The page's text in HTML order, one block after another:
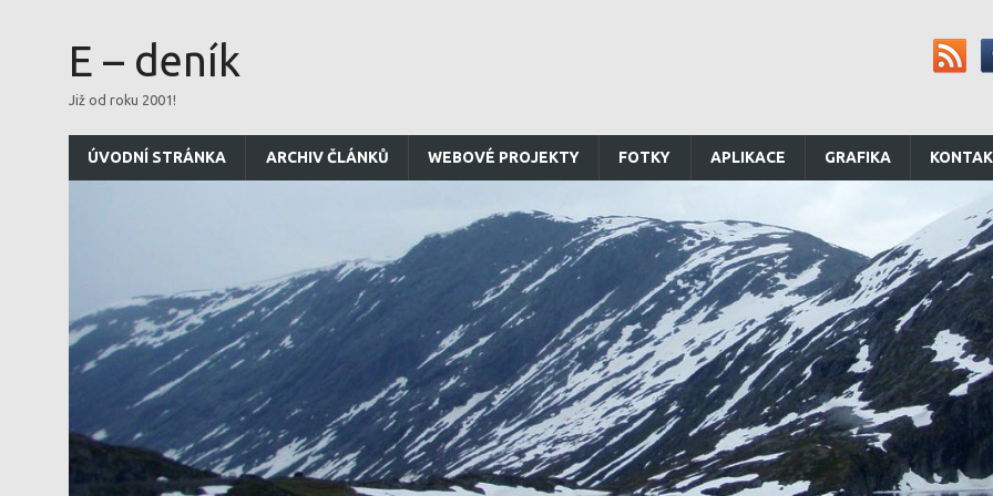
E – deník
Již od roku 2001!
ÚVODNÍ STRÁNKA ARCHIV ČLÁNKŮ WEBOVÉ PROJEKTY FOTKY APLIKACE GRAFIKA